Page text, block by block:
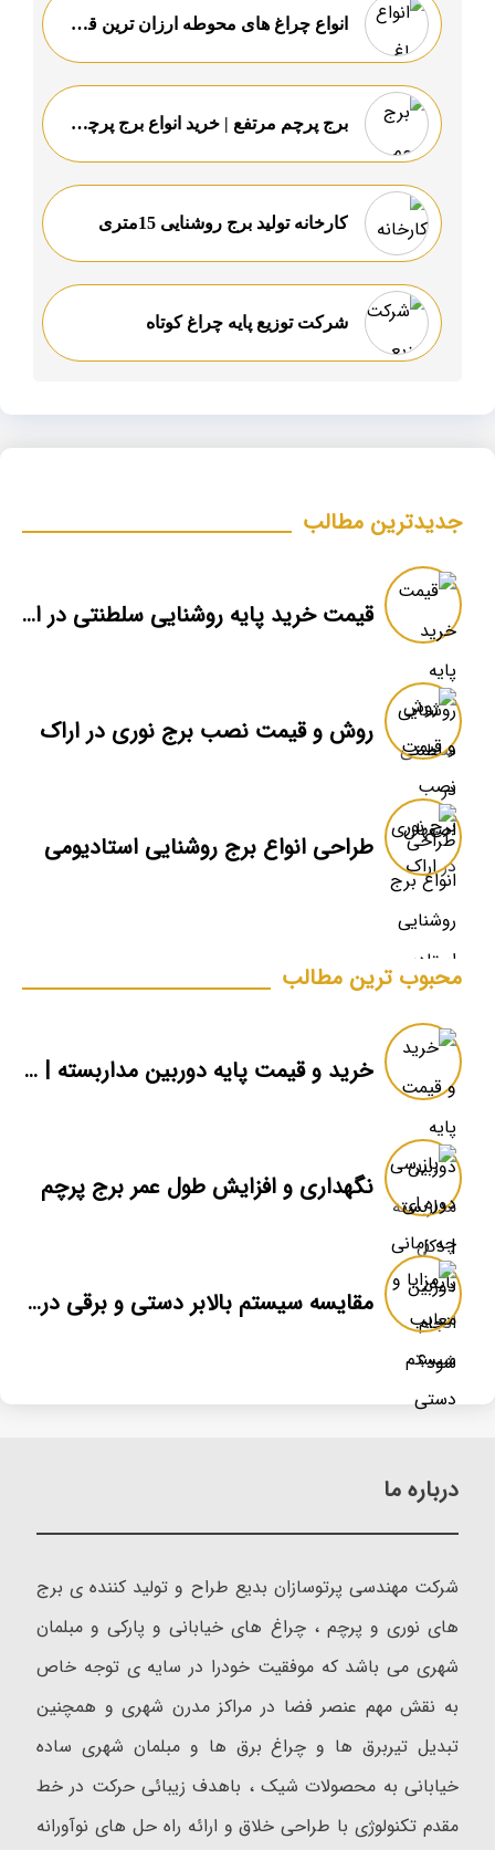
انواع چراغ های محوطه ارزان ترین قیمت
برج پرچم مرتفع | خرید انواع برج پرچم مرتفع | کیفیت درجه ۱
کارخانه تولید برج روشنایی 15متری
شرکت توزیع پایه چراغ کوتاه
جدیدترین مطالب
قیمت خرید پایه روشنایی سلطنتی در اصفهان
روش و قیمت نصب برج نوری در اراک
طراحی انواع برج روشنایی استادیومی
محبوب ترین مطالب
خرید و قیمت پایه دوربین مداربسته | دکل دوربین
نگهداری و افزایش طول عمر برج پرچم
مقایسه سیستم بالابر دستی و برقی در برج پرچم
درباره ما
شرکت مهندسی پرتوسازان بدیع طراح و تولید کننده ی برج
های نوری و پرچم ، چراغ های خیابانی و پارکی و مبلمان
شهری می باشد که موفقیت خودرا در سایه ی توجه خاص
به نقش مهم عنصر فضا در مراکز مدرن شهری و همچنین
تبدیل تیربرق ها و چراغ برق ها و مبلمان شهری ساده
خیابانی به محصولات شیک ، باهدف زیبائی حرکت در خط
مقدم تکنولوژی با طراحی خلاق و ارائه راه حل های نوآورانه